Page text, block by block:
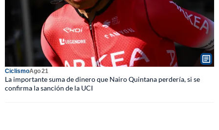
CiclismoAgo 21
La importante suma de dinero que Nairo Quintana perdería, si se
confirma la sanción de la UCI